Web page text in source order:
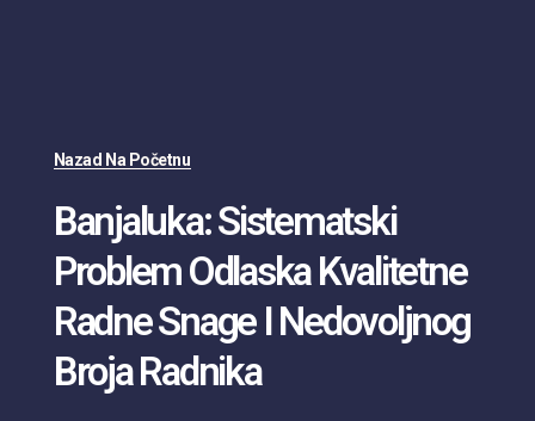
Nazad Na Početnu
Banjaluka: Sistematski
Problem Odlaska Kvalitetne
Radne Snage I Nedovoljnog
Broja Radnika